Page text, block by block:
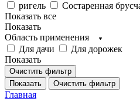
ригель
Состаренная
Показать все
Показать
Область применения
Для дачи
Для дорожек
Показать
Очистить фильтр
Показать
Очистить фильтр
Главная